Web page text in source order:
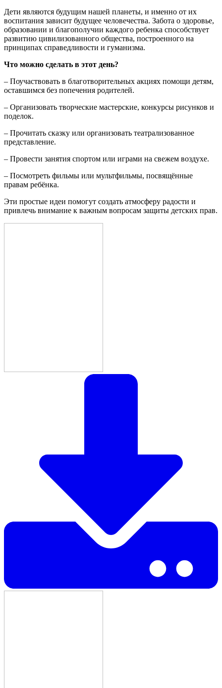
Дети являются будущим нашей планеты, и именно от их
воспитания зависит будущее человечества. Забота о здоровье,
образовании и благополучии каждого ребенка способствует
развитию цивилизованного общества, построенного на
принципах справедливости и гуманизма.
Что можно сделать в этот день?
– Поучаствовать в благотворительных акциях помощи детям,
оставшимся без попечения родителей.
– Организовать творческие мастерские, конкурсы рисунков и
поделок.
– Прочитать сказку или организовать театрализованное
представление.
– Провести занятия спортом или играми на свежем воздухе.
– Посмотреть фильмы или мультфильмы, посвящённые
правам ребёнка.
Эти простые идеи помогут создать атмосферу радости и
привлечь внимание к важным вопросам защиты детских прав.